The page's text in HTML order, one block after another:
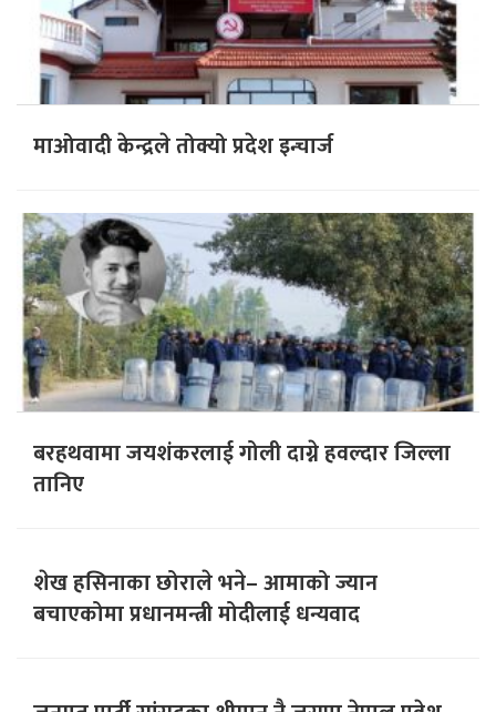
माओवादी केन्द्रले तोक्यो प्रदेश इन्चार्ज
बरहथवामा जयशंकरलाई गोली दाग्ने हवल्दार जिल्ला
तानिए
शेख हसिनाका छोराले भने– आमाको ज्यान
बचाएकोमा प्रधानमन्त्री मोदीलाई धन्यवाद